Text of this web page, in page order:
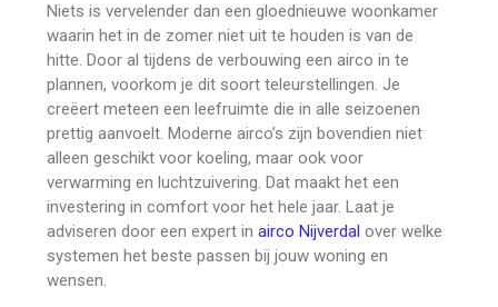
Niets is vervelender dan een gloednieuwe woonkamer
waarin het in de zomer niet uit te houden is van de
hitte. Door al tijdens de verbouwing een airco in te
plannen, voorkom je dit soort teleurstellingen. Je
creëert meteen een leefruimte die in alle seizoenen
prettig aanvoelt. Moderne airco’s zijn bovendien niet
alleen geschikt voor koeling, maar ook voor
verwarming en luchtzuivering. Dat maakt het een
investering in comfort voor het hele jaar. Laat je
adviseren door een expert inairco Nijverdal over welke
systemen het beste passen bij jouw woning en
wensen.